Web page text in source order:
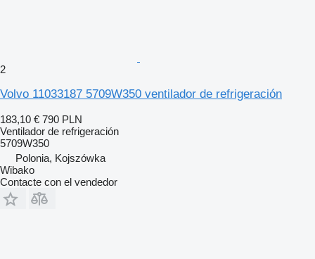
2
Volvo 11033187 5709W350 ventilador de refrigeración
183,10 € 790 PLN
Ventilador de refrigeración
5709W350
Polonia, Kojszówka
Wibako
Contacte con el vendedor